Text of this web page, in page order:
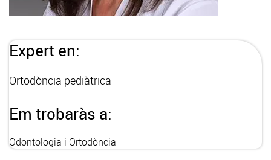
Expert en:
Ortodòncia pediàtrica
Em trobaràs a:
Odontologia i Ortodòncia